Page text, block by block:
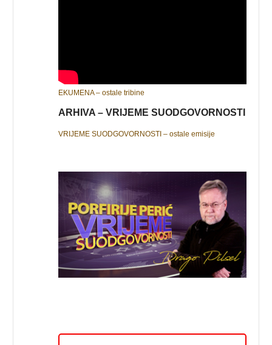
EKUMENA – ostale tribine
ARHIVA – VRIJEME SUODGOVORNOSTI
VRIJEME SUODGOVORNOSTI – ostale emisije